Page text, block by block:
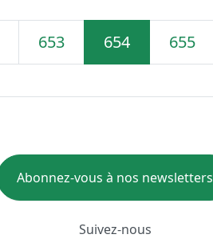
653 654 655
Abonnez-vous à nos newsletters
Suivez-nous